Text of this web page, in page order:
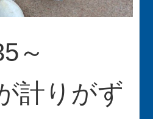
～
計りがず